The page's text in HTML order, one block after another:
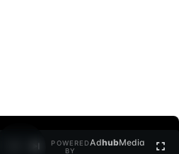
POWERED
BY
AdhubMedia